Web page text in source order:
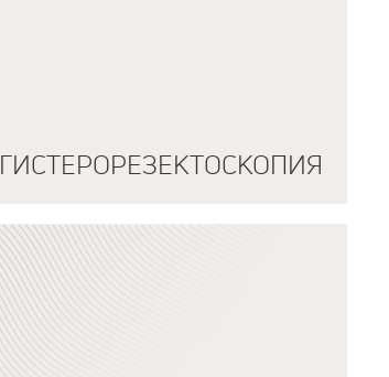
ГИСТЕРОРЕЗЕКТОСКОПИЯ